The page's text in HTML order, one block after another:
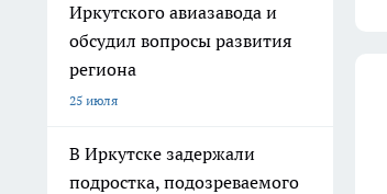
Иркутского авиазавода и
обсудил вопросы развития
региона
25 июля
В Иркутске задержали
подростка, подозреваемого